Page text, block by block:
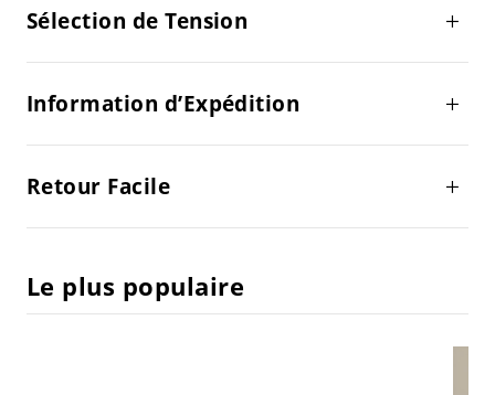
Sélection de Tension
Information d’Expédition
Retour Facile
Le plus populaire